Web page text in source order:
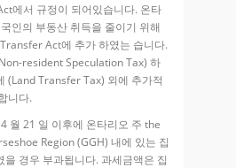
에서 규정이 되어있습니다. 온타
인의 부동산 취득을 줄이기 위해
Act에 추가 하였는 습니다.
resident Speculation Tax) 하
(Land Transfer Tax) 외에 추가적
니다.
월 21 일 이후에 온타리오 주 the
Region (GGH) 내에 있는 집
을 경우 부과됩니다. 과세금액은 집